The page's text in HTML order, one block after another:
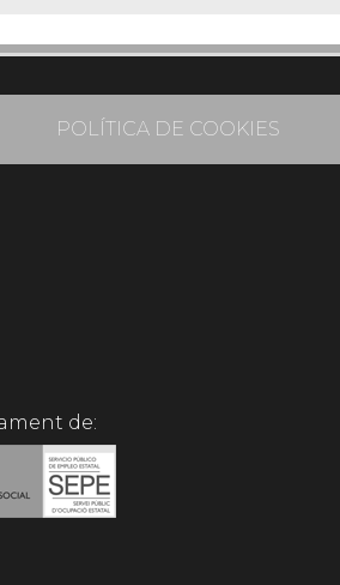
POLÍTICA DE COOKIES
de: